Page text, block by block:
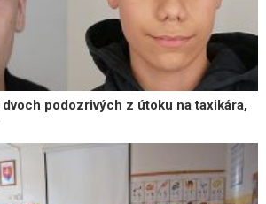
podozrivých z útoku na taxikára,